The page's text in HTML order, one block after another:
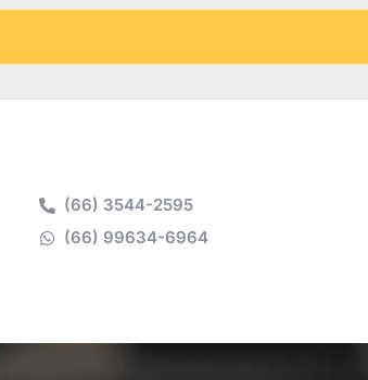
(66) 3544-2595
(66) 99634-6964